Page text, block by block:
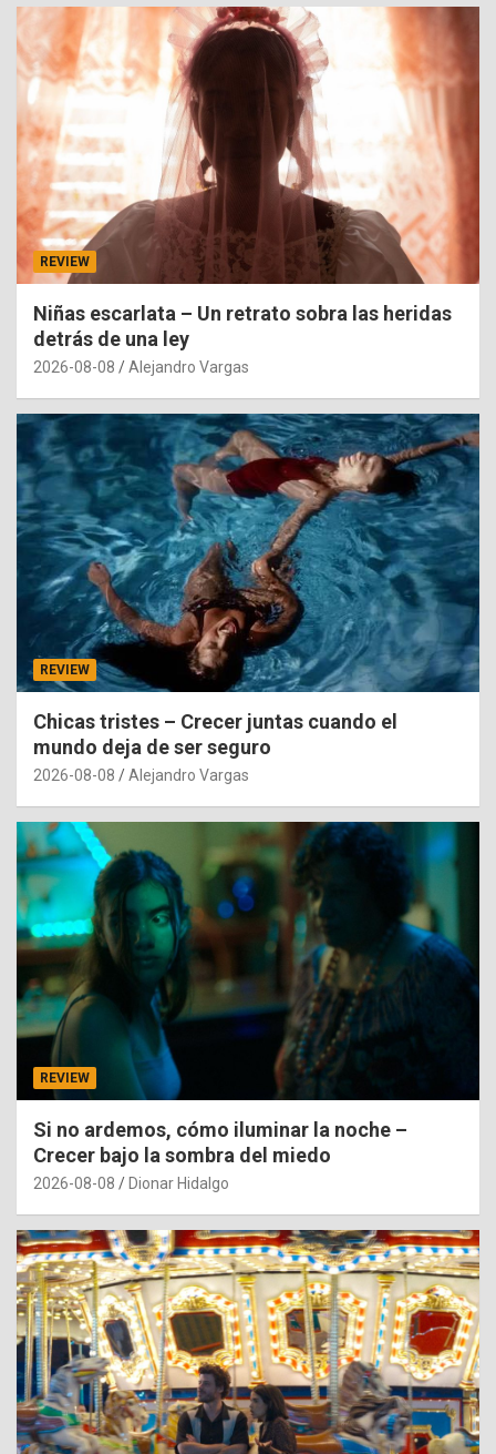
REVIEW
Niñas escarlata – Un retrato sobra las heridas
detrás de una ley
2026-08-08 Alejandro Vargas
REVIEW
Chicas tristes – Crecer juntas cuando el
mundo deja de ser seguro
2026-08-08 Alejandro Vargas
REVIEW
Si no ardemos, cómo iluminar la noche –
Crecer bajo la sombra del miedo
2026-08-08 Dionar Hidalgo